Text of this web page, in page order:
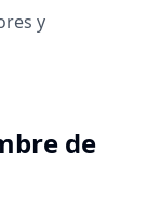
y
de